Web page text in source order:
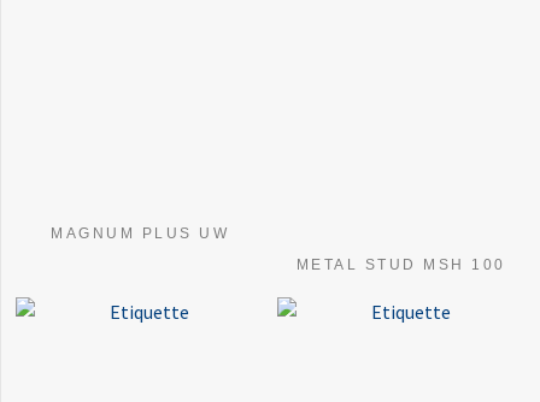
MAGNUM PLUS UW
METAL STUD MSH 100